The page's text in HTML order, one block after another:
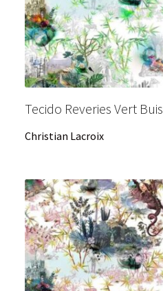
Tecido Reveries Vert Buis
Christian Lacroix